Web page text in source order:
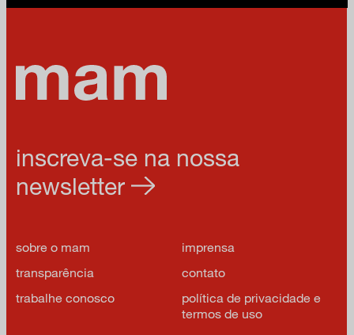
inscreva-se na nossa
newsletter
sobre o mam
imprensa
transparência
contato
trabalhe conosco
política de privacidade e
termos de uso